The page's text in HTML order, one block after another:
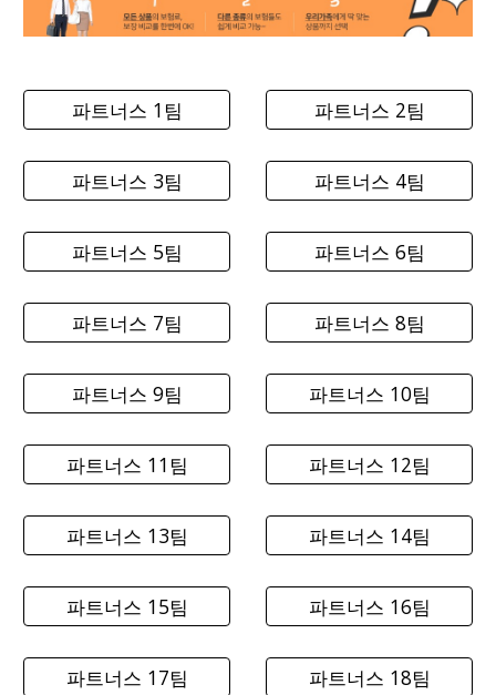
파트너스 1팀
파트너스 3팀
파트너스 5팀
파트너스 7팀
파트너스 9팀
파트너스 11팀
파트너스 13팀
파트너스 15팀
파트너스 17팀
파트너스 2팀
파트너스 4팀
파트너스 6팀
파트너스 8팀
파트너스 10팀
파트너스 12팀
파트너스 14팀
파트너스 16팀
파트너스 18팀